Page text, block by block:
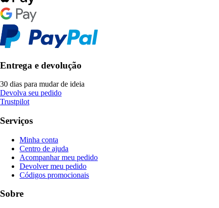
Entrega e devolução
30 dias para mudar de ideia
Devolva seu pedido
Trustpilot
Serviços
Minha conta
Centro de ajuda
Acompanhar meu pedido
Devolver meu pedido
Códigos promocionais
Sobre